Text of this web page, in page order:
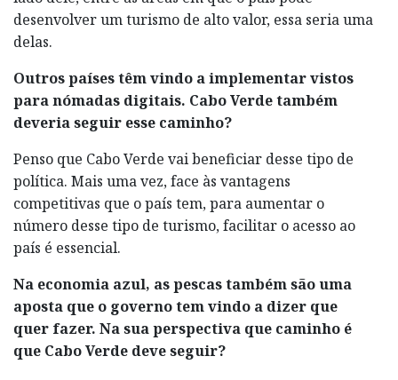
desenvolver um turismo de alto valor, essa seria uma
delas.
Outros países têm vindo a implementar vistos
para nómadas digitais. Cabo Verde também
deveria seguir esse caminho?
Penso que Cabo Verde vai beneficiar desse tipo de
política. Mais uma vez, face às vantagens
competitivas que o país tem, para aumentar o
número desse tipo de turismo, facilitar o acesso ao
país é essencial.
Na economia azul, as pescas também são uma
aposta que o governo tem vindo a dizer que
quer fazer. Na sua perspectiva que caminho é
que Cabo Verde deve seguir?